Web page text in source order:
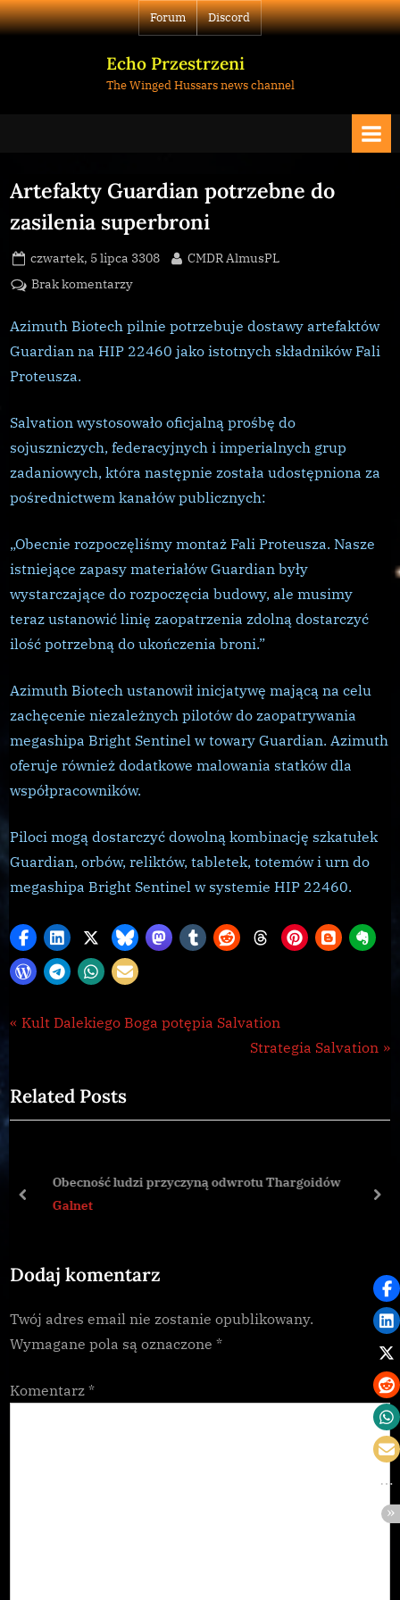
Skip
to
Forum Discord
Echo Przestrzeni
The Winged Hussars news channel
Artefakty Guardian potrzebne do
zasilenia superbroni
Posted
on
czwartek, 5 lipca 3308 By
CMDR AlmusPL
Brak komentarzydo
Guardian
potrzebne
Azimuth Biotech pilnie potrzebuje dostawy artefaktów
Guardian na HIP 22460 jako istotnych składników Fali
Proteusza.
Salvation wystosowało oficjalną prośbę do
sojuszniczych, federacyjnych i imperialnych grup
zadaniowych, która następnie została udostępniona za
pośrednictwem kanałów publicznych:
„Obecnie rozpoczęliśmy montaż Fali Proteusza. Nasze
istniejące zapasy materiałów Guardian były
wystarczające do rozpoczęcia budowy, ale musimy
teraz ustanowić linię zaopatrzenia zdolną dostarczyć
ilość potrzebną do ukończenia broni.”
Azimuth Biotech ustanowił inicjatywę mającą na celu
zachęcenie niezależnych pilotów do zaopatrywania
megashipa Bright Sentinel w towary Guardian. Azimuth
oferuje również dodatkowe malowania statków dla
współpracowników.
Piloci mogą dostarczyć dowolną kombinację szkatułek
Guardian, orbów, reliktów, tabletek, totemów i urn do
megashipa Bright Sentinel w systemie HIP 22460.
Galnet
Nawigacja
P
v
i
s
s
:
Kult Dalekiego Boga potępia Salvation
N
t
Strategia Salvation
Related Posts
Obecność ludzi przyczyną odwrotu Thargoidów
Galnet
prev
Dodaj komentarz
Twój adres email nie zostanie opublikowany.
Wymagane pola są oznaczone *
Komentarz *